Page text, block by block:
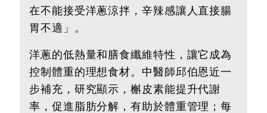
在不能接受洋蔥涼拌，辛辣感讓人直接腸
胃不適」。
洋蔥的低熱量和膳食纖維特性，讓它成為
控制體重的理想食材。中醫師邱伯恩近一
步補充，研究顯示，槲皮素能提升代謝
率，促進脂肪分解，有助於體重管理；每